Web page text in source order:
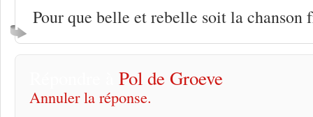
Pour que belle et rebelle soit la chanson
Pol de Groeve
Annuler la réponse.